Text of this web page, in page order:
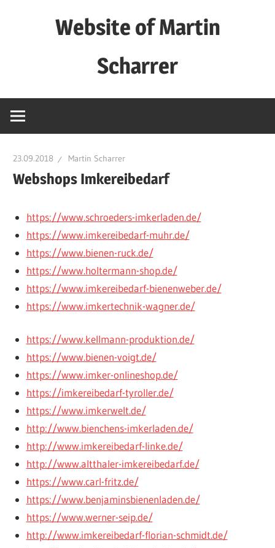
Website of Martin
Scharrer
Website
23.09.2018 Martin Scharrer
Webshops Imkereibedarf
https://www.schroeders-imkerladen.de/
https://www.imkereibedarf-muhr.de/
https://www.bienen-ruck.de/
https://www.holtermann-shop.de/
https://www.imkereibedarf-bienenweber.de/
https://www.imkertechnik-wagner.de/
https://www.kellmann-produktion.de/
https://www.bienen-voigt.de/
https://www.imker-onlineshop.de/
https://imkereibedarf-tyroller.de/
https://www.imkerwelt.de/
http://www.bienchens-imkerladen.de/
http://www.imkereibedarf-linke.de/
http://www.altthaler-imkereibedarf.de/
https://www.carl-fritz.de/
https://www.benjaminsbienenladen.de/
https://www.werner-seip.de/
http://www.imkereibedarf-florian-schmidt.de/